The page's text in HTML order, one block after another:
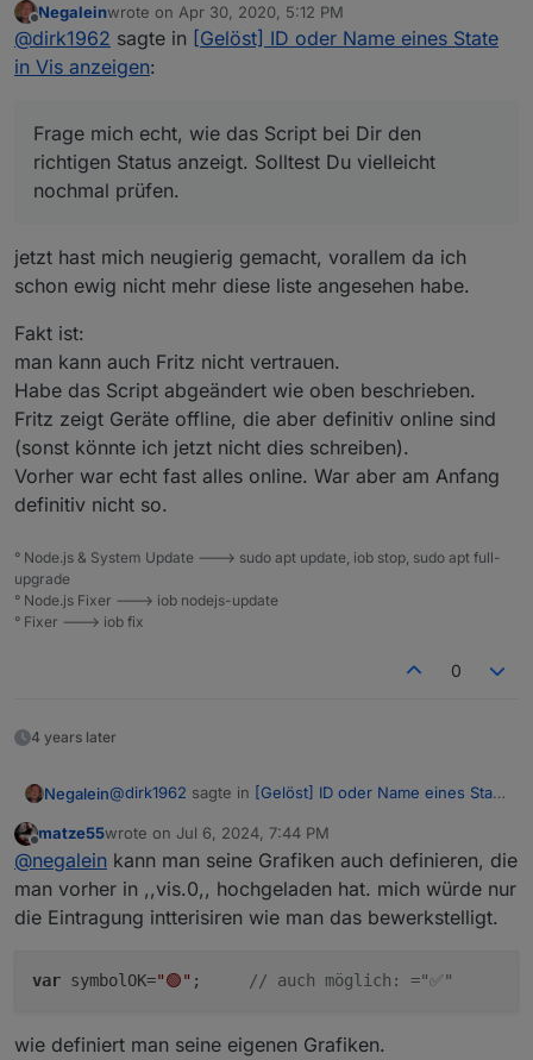
sollte funktionieren - habe das script selbst nicht -
kann es daher nicht testen
Großes Kino, vielen Dank und schönes langes WE.
@Negalein
Frage mich echt, wie das Script bei Dir den richtigen
Status anzeigt. Solltest Du vielleicht nochmal prüfen.
Offline
Negaleinwrote on Apr 30, 2020, 5:12 PM
last edited by
@dirk1962 sagte in [Gelöst] ID oder Name eines State
in Vis anzeigen:
Frage mich echt, wie das Script bei Dir den
richtigen Status anzeigt. Solltest Du vielleicht
nochmal prüfen.
jetzt hast mich neugierig gemacht, vorallem da ich
schon ewig nicht mehr diese liste angesehen habe.
Fakt ist:
man kann auch Fritz nicht vertrauen.
Habe das Script abgeändert wie oben beschrieben.
Fritz zeigt Geräte offline, die aber definitiv online sind
(sonst könnte ich jetzt nicht dies schreiben).
Vorher war echt fast alles online. War aber am Anfang
definitiv nicht so.
° Node.js & System Update ---> sudo apt update, iob stop, sudo apt full-
upgrade
° Node.js Fixer ---> iob nodejs-update
° Fixer ---> iob fix
0
4 years later
Negalein@dirk1962 sagte in [Gelöst] ID oder Name eines State
Frage mich echt, wie das Script bei Dir den
richtigen Status anzeigt. Solltest Du vielleicht
nochmal prüfen.
jetzt hast mich neugierig gemacht, vorallem da ich
schon ewig nicht mehr diese liste angesehen habe.
Habe das Script abgeändert wie oben beschrieben.
(sonst könnte ich jetzt nicht dies schreiben).
Offline
matze55wrote on Jul 6, 2024, 7:44 PM
last edited by
@negalein kann man seine Grafiken auch definieren, die
man vorher in ,,vis.0,, hochgeladen hat. mich würde nur
die Eintragung intterisiren wie man das bewerkstelligt.
var symbolOK="🟢" ; // auch möglich: ="✅"
wie definiert man seine eigenen Grafiken.